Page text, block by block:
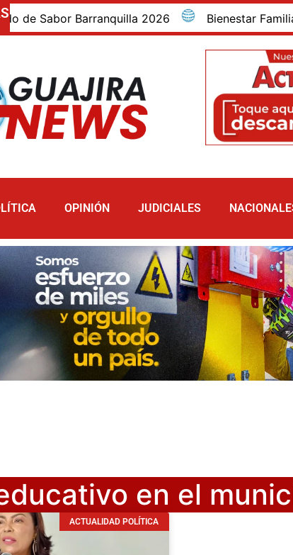
Barranquilla 2026 Bienestar Familiar
OPINIÓN JUDICIALES
en el
ACTUALIDAD POLÍTICA